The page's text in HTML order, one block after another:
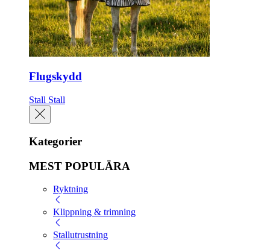
Flugskydd
Stall Stall
Kategorier
MEST POPULÄRA
Ryktning
Klippning & trimning
Stallutrustning